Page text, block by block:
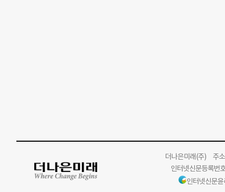
더나은미래(주)주소:
인터넷신문등록번
인터넷신문